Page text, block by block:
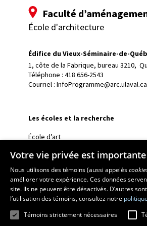
Faculté
École d'architecture
Édifice du Vieux-Séminaire-de-
1, côte de la Fabrique, bureau 3210,
Téléphone : 418 656-2543
Courriel : InfoProgramme@arc.ulaval.ca
Les écoles et la recherche
École d’art
École de design
Centre de recherche en
Votre vie privée est importante
Nous utilisons des témoins (aussi appelés
améliorer votre expérience. Ces données
site. Ils ne peuvent être désactivés. D’autres
l’utilisation des témoins, consultez notre
Témoins strictement nécessaires